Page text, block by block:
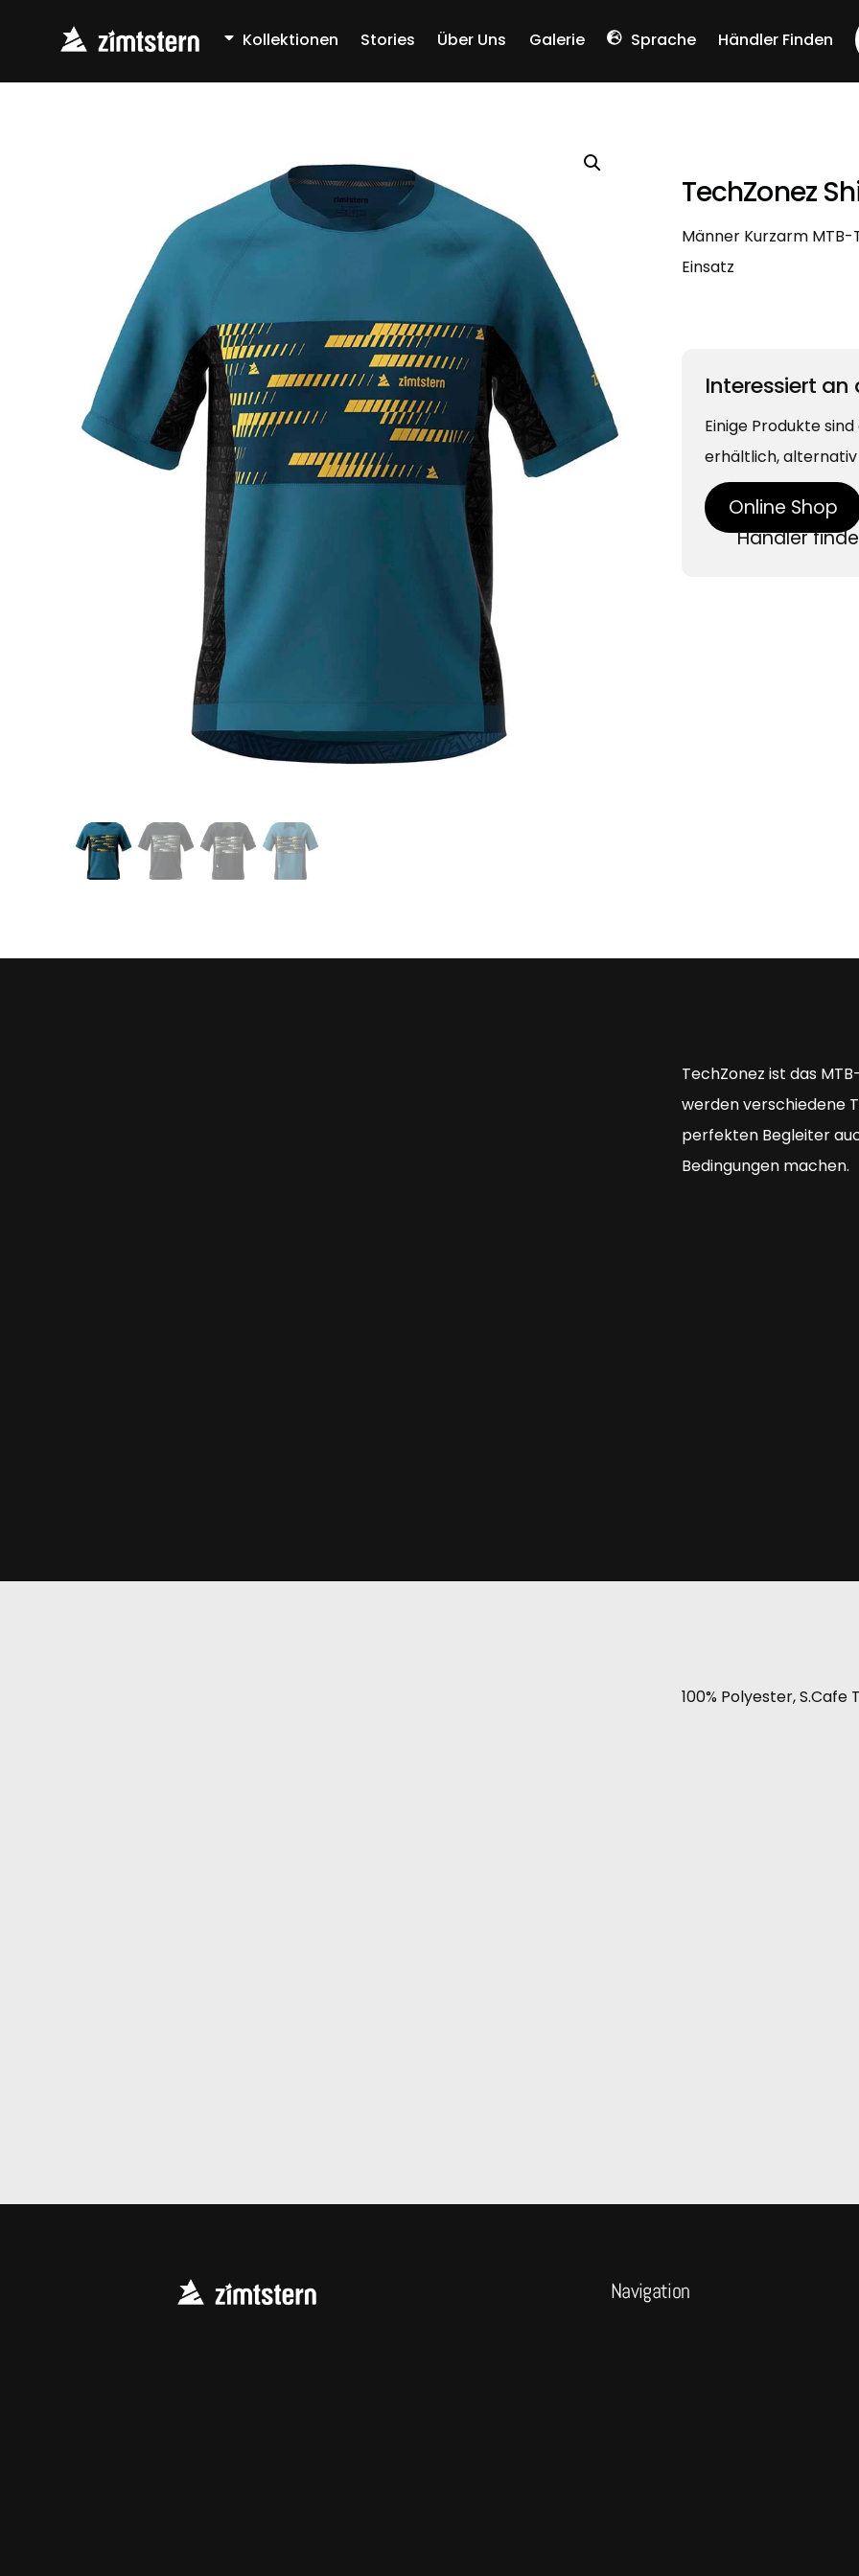
Kollektionen Stories Über Uns Galerie Sprache Händler Finden
TechZonez
Männer Kurzarm
Einsatz
Interessiert an
Einige Produkte
erhältlich, alternativ
Online Shop
Händler
TechZonez ist das
werden verschiedene
perfekten Begleiter
Bedingungen machen.
100% Polyester, S.Cafe
Navigation